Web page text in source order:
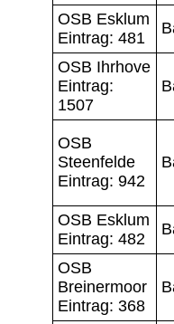
OSB Esklum
Eintrag: 481
OSB Ihrhove
Eintrag:
1507
OSB
Steenfelde
Eintrag: 942
OSB Esklum
Eintrag: 482
OSB
Breinermoor
Eintrag: 368